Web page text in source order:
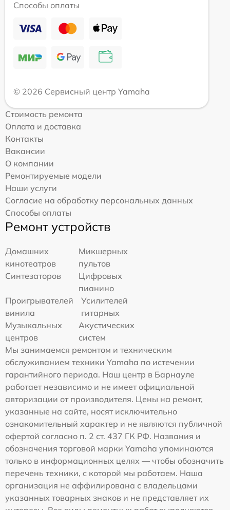
Способы оплаты
© 2026 Сервисный центр Yamaha
Стоимость ремонта
Оплата и доставка
Контакты
Вакансии
О компании
Ремонтируемые модели
Наши услуги
Согласие на обработку персональных данных
Способы оплаты
Ремонт устройств
Домашних
кинотеатров
Микшерных
пультов
Синтезаторов
Цифровых
пианино
Проигрывателей
винила
Усилителей
гитарных
Музыкальных
центров
Акустических
систем
Мы занимаемся ремонтом и техническим
обслуживанием техники Yamaha по истечении
гарантийного периода. Наш центр в Барнауле
работает независимо и не имеет официальной
авторизации от производителя. Цены на ремонт,
указанные на сайте, носят исключительно
ознакомительный характер и не являются публичной
офертой согласно п. 2 ст. 437 ГК РФ. Названия и
обозначения торговой марки Yamaha упоминаются
только в информационных целях — чтобы обозначить
перечень техники, с которой мы работаем. Наша
организация не аффилирована с владельцами
указанных товарных знаков и не представляет их